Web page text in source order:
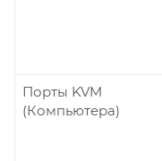
Порты KVM
(Компьютера)